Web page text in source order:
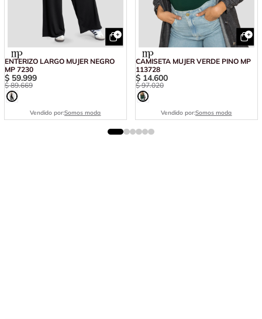
ENTERIZO LARGO MUJER NEGRO
MP 7230
$ 59.999
$ 89.669
Vendido por:Somos moda
CAMISETA MUJER VERDE PINO MP
113728
$ 14.600
$ 97.020
Vendido por:Somos moda